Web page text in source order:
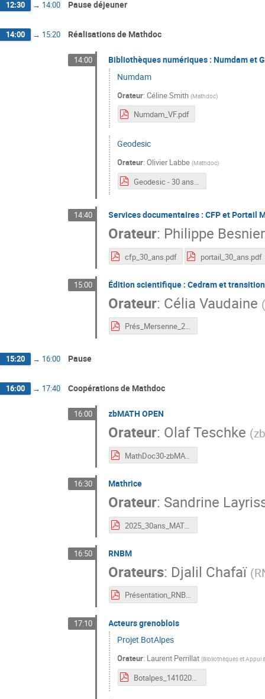
12:30 → 14:00 Pause déjeuner
14:00 → 15:20 Réalisations de Mathdoc
14:00
Bibliothèques numériques : Numdam et
Numdam
Orateur:Céline Smith (Mathdoc)
Numdam_VF.pdf
Geodesic
Orateur:Olivier Labbe (Mathdoc)
Geodesic - 30 ans Mathdoc-1.pdf
14:40 Services documentaires : CFP et Portail
Orateur: Philippe Besnier
cfp_30_ans.pdf portail_30_ans.pdf
15:00 Édition scientifique : Cedram et
Orateur: Célia Vaudaine
Prés_Mersenne_2025-3.pdf
15:20 → 16:00 Pause
16:00 → 17:40 Coopérations de Mathdoc
16:00 zbMATH OPEN
Orateur: Olaf Teschke (
MathDoc30-zbMATHOpen.pdf
16:30 Mathrice
Orateur: Sandrine
2025_30ans_MATHDOC_PresMathrice.pdf
16:50 RNBM
Orateurs: Djalil Chafaï (
Présentation_RNBM_Mathdoc4.pdf
17:10
Acteurs grenoblois
Projet BotAlpes
Orateur: Laurent Perrillat (Bibliothèques et Appui
Botalpes_14102025_30ansMathdoc.pdf